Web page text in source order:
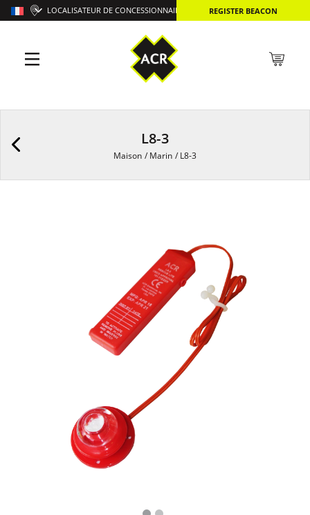
L8-3
Maison /Marin /L8-3
LOCALISATEUR DE CONCESSIONNAIRES REGISTER BEACON